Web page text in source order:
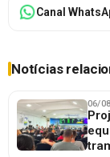
Canal
Notícias
06/